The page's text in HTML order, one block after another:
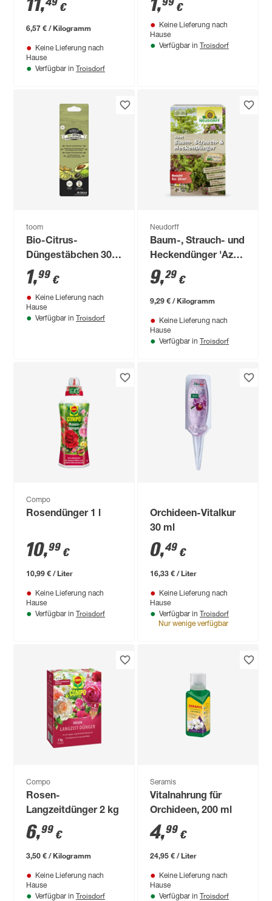
11, €
6,57 € / Kilogramm
Keine Lieferung nach
Hause
Verfügbar in Troisdorf
30 Stück
1, €
Keine Lieferung nach
Hause
Verfügbar in Troisdorf
toom
Bio-Citrus-
Düngestäbchen 30
Stück
1,99 €
Keine Lieferung nach
Hause
Verfügbar in Troisdorf
Neudorff
Baum-, Strauch- und
Heckendünger 'Azet'
1 kg
9,29 €
9,29 € / Kilogramm
Keine Lieferung nach
Hause
Verfügbar in Troisdorf
Compo
Rosendünger 1 l
10,99 €
10,99 € / Liter
Keine Lieferung nach
Hause
Verfügbar in Troisdorf
Orchideen-Vitalkur
30 ml
0,49 €
16,33 € / Liter
Keine Lieferung nach
Hause
Verfügbar in Troisdorf
Nur wenige verfügbar
Compo
Rosen-
Langzeitdünger 2 kg
6,99 €
3,50 € / Kilogramm
Keine Lieferung nach
Hause
Verfügbar in Troisdorf
Seramis
Vitalnahrung für
Orchideen, 200 ml
4,99 €
24,95 € / Liter
Keine Lieferung nach
Hause
Verfügbar in Troisdorf